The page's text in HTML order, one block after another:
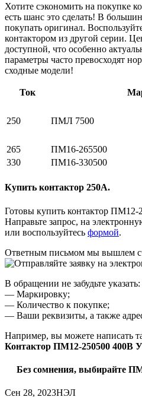
Хотите сэкономить на покупке
есть шанс это сделать! В
покупать оригинал.
контактором из другой серии.
доступной, что особенно
параметры часто превосходят
сходные модели!
Ток
250 ПМЛ 7500
265
ПМ16-265500
330
ПМ16-330500
Купить контактор 250А.
Готовы купить контактор ПМ12-
Направьте запрос, на
или воспользуйтесь формой.
Ответным письмом мы вышлем
В обращении не забудьте указать:
— Маркировку;
— Количество к покупке;
— Ваши реквизиты, а также
Например, вы можете написать
Контактор ПМ12-250500 400В
Без сомнения, выбирайте
Сен 28, 2023НЭЛ